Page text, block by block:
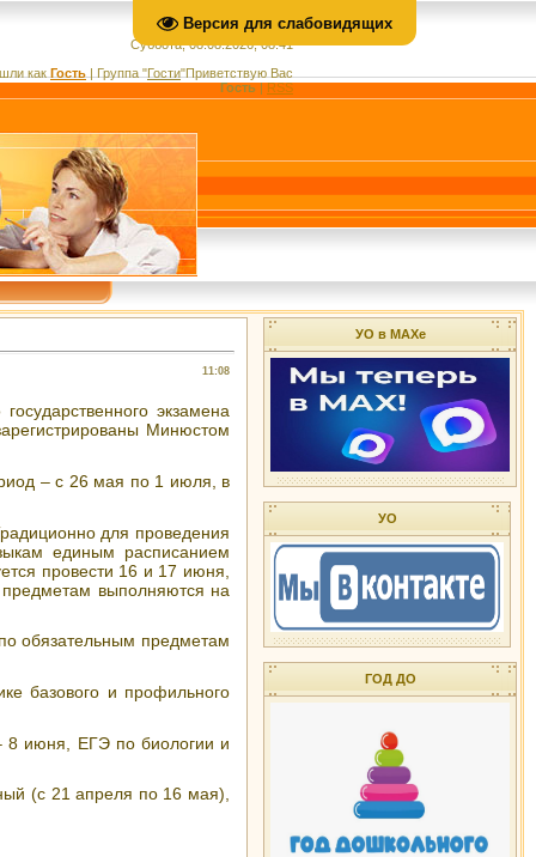
Версия для слабовидящих
Суббота, 08.08.2026, 08:41
как Гость | Группа "Гости"Приветствую Вас
Гость|RSS
11:08
экзамена
Минюстом
– с 26 мая по 1 июля, в
для проведения
единым расписанием
провести 16 и 17 июня,
выполняются на
обязательным предметам
базового и профильного
8 июня, ЕГЭ по биологии и
(с 21 апреля по 16 мая),
УО в МАХе
УО
ГОД ДО